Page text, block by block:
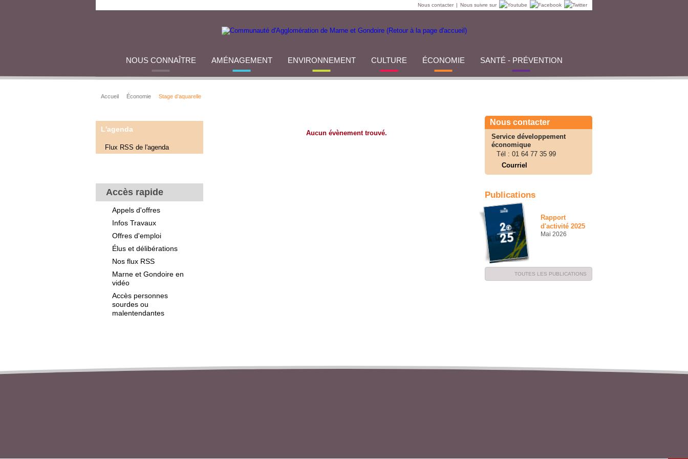
Nous contacter | Nous suivre sur
NOUS CONNAÎTRE AMÉNAGEMENT ENVIRONNEMENT CULTURE ÉCONOMIE SANTÉ - PRÉVENTION
Accueil Économie Stage d'aquarelle
L'agenda
Flux RSS de l'agenda
Accès rapide
Appels d'offres
Infos Travaux
Offres d'emploi
Élus et délibérations
Nos flux RSS
Marne et Gondoire en
vidéo
Accès personnes
sourdes ou
malentendantes
Aucun évènement trouvé.
Nous contacter
Service développement
économique
Tél : 01 64 77 35 99
Courriel
Publications
Rapport
d'activité 2025
Mai 2026
TOUTES LES PUBLICATIONS